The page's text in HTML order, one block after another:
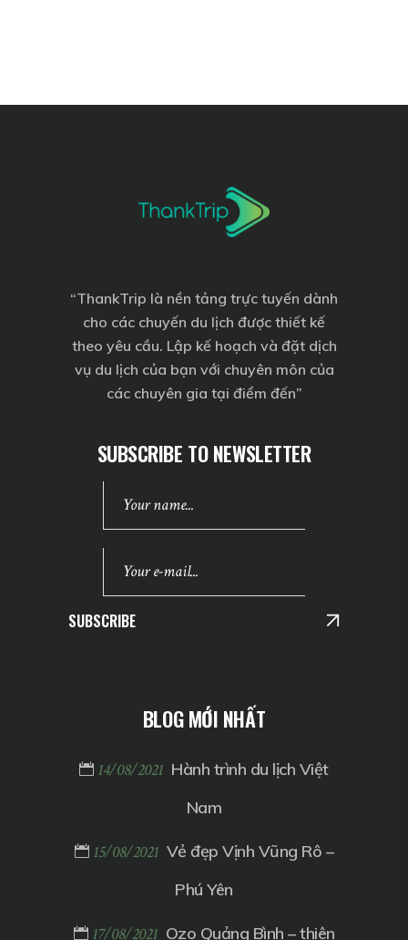
“ThankTrip là nền tảng trực tuyến dành
cho các chuyến du lịch được thiết kế
theo yêu cầu. Lập kế hoạch và đặt dịch
vụ du lịch của bạn với chuyên môn của
các chuyên gia tại điểm đến”
SUBSCRIBE TO NEWSLETTER
SUBSCRIBE
BLOG MỚI NHẤT
14/08/2021 Hành trình du lịch Việt
Nam
15/08/2021 Vẻ đẹp Vịnh Vũng Rô –
Phú Yên
17/08/2021 Ozo Quảng Bình – thiên